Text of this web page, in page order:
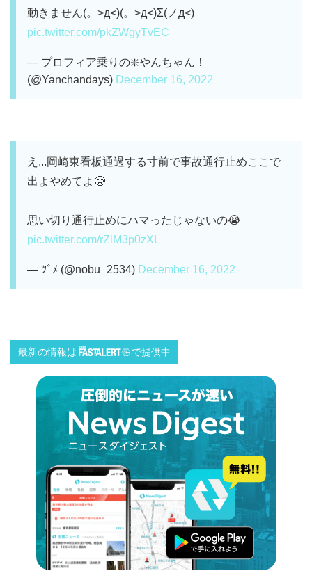
動きません(。>д<)(。>д<)Σ(ノд<)
pic.twitter.com/pkZWgyTvEC
— プロフィア乗りの❇️やんちゃん！
(@Yanchandays) December 16, 2022
え...岡崎東看板通過する寸前で事故通行止めここで
出よやめてよ🥲
思い切り通行止めにハマったじゃないの😭
pic.twitter.com/rZlM3p0zXL
— ﾂﾞﾒ (@nobu_2534) December 16, 2022
最新の情報は で提供中